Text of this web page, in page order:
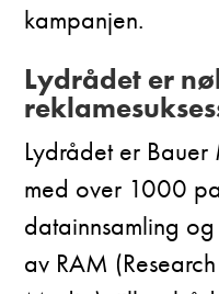
kampanjen.
Lydrådet er
Lydrådet er
med over 1000
datainnsamling
av RAM